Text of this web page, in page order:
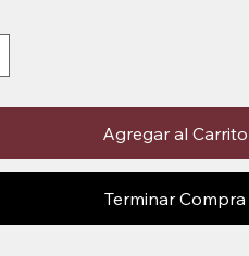
Agregar al Carrito
Terminar Compra